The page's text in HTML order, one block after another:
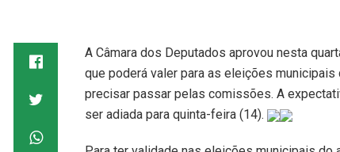
A Câmara dos Deputados aprovou nesta
que poderá valer para as eleições
precisar passar pelas comissões. A
ser adiada para quinta-feira (14).